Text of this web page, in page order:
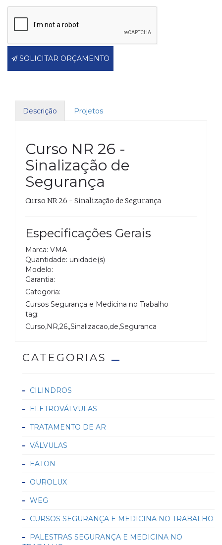
SOLICITAR ORÇAMENTO
Descrição Projetos
Curso NR 26 -
Sinalização de
Segurança
Curso NR 26 - Sinalização de Segurança
Especificações Gerais
Marca: VMA
Quantidade: unidade(s)
Modelo:
Garantia:
Categoria:
Cursos Segurança e Medicina no Trabalho
tag:
Curso,NR,26,,Sinalizacao,de,Seguranca
CATEGORIAS
CILINDROS
ELETROVÁLVULAS
TRATAMENTO DE AR
VÁLVULAS
EATON
OUROLUX
WEG
CURSOS SEGURANÇA E MEDICINA NO TRABALHO
PALESTRAS SEGURANÇA E MEDICINA NO